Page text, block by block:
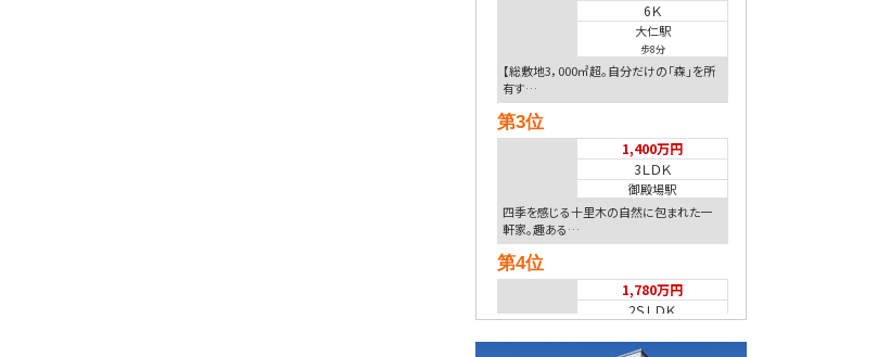
6Ｋ
大仁駅
歩8分
【総敷地3，000㎡超。自分だけの「森」を所
有す…
第3位
1,400万円
3ＬＤＫ
御殿場駅
四季を感じる十里木の自然に包まれた一
軒家。趣ある…
第4位
1,780万円
2ＳＬＤＫ
歩20分